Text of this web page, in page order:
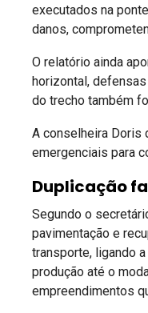
executados na
danos,
O relatório ainda
horizontal,
do trecho também
A conselheira Doris
emergenciais para
Duplicação
Segundo o
pavimentação e
transporte, ligando
produção até o
empreendimentos